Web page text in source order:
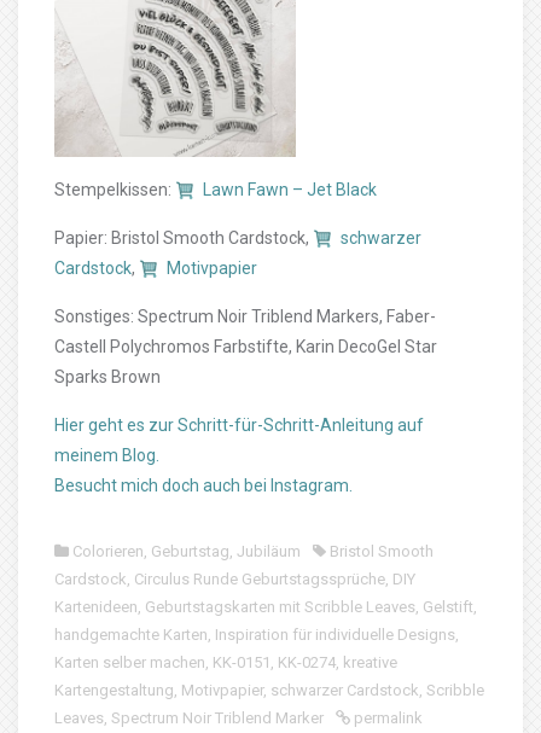
Stempelkissen: Lawn Fawn – Jet Black
Papier: Bristol Smooth Cardstock,
schwarzer
Cardstock, Motivpapier
Sonstiges: Spectrum Noir Triblend Markers, Faber-
Castell Polychromos Farbstifte, Karin DecoGel Star
Sparks Brown
Hier geht es zur Schritt-für-Schritt-Anleitung auf
meinem Blog.
Besucht mich doch auch bei Instagram.
Colorieren, Geburtstag, Jubiläum
Bristol Smooth
Cardstock, Circulus Runde Geburtstagssprüche, DIY
Kartenideen, Geburtstagskarten mit Scribble Leaves, Gelstift,
handgemachte Karten, Inspiration für individuelle Designs,
Karten selber machen, KK-0151 , KK-0274, kreative
Kartengestaltung, Motivpapier, schwarzer Cardstock, Scribble
Leaves, Spectrum Noir Triblend Marker permalink